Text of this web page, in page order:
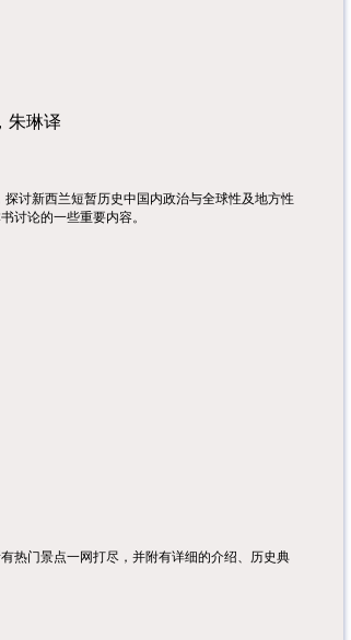
朱琳译
讨新西兰短暂历史中国内政治与全球性及地方性
讨论的一些重要内容。
热门景点一网打尽，并附有详细的介绍、历史典